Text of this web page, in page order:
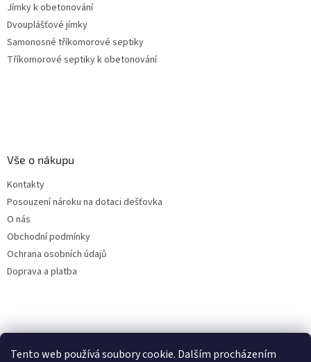
Tento web používá soubory cookie. Dalším procházením
Jímky k obetonování
Dvouplášťové jímky
Samonosné tříkomorové septiky
Tříkomorové septiky k obetonování
Vše o nákupu
Kontakty
Posouzení nároku na dotaci dešťovka
O nás
Obchodní podmínky
Ochrana osobních údajů
Doprava a platba
Filtry dešťové vody
Online